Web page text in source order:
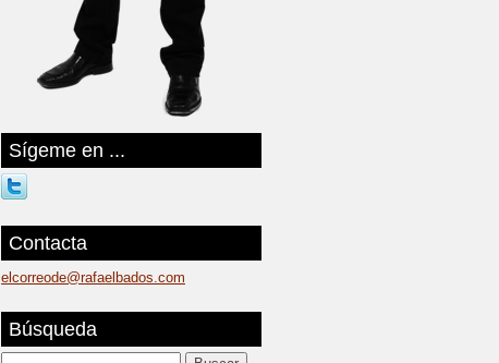
Sígeme en ...
Contacta
elcorreode@rafaelbados.com
Búsqueda